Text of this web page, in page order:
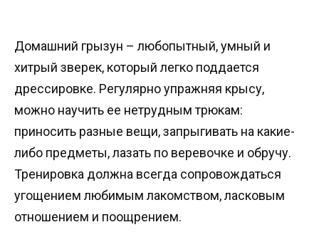
Домашний грызун – любопытный, умный и
хитрый зверек, который легко поддается
дрессировке. Регулярно упражняя крысу,
можно научить ее нетрудным трюкам:
приносить разные вещи, запрыгивать на какие-
либо предметы, лазать по веревочке и обручу.
Тренировка должна всегда сопровождаться
угощением любимым лакомством, ласковым
отношением и поощрением.